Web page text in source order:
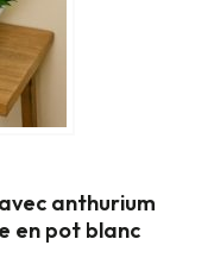
anthurium
en pot blanc